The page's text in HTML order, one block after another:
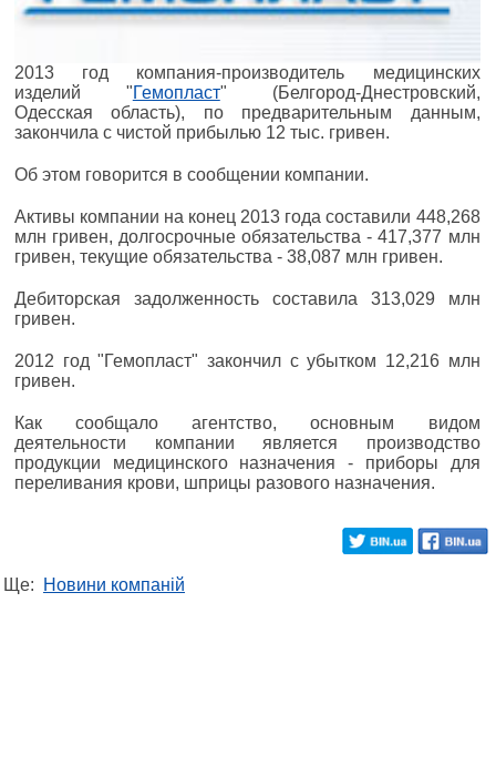
2013 год компания-производитель медицинских
изделий " Гемопласт" (Белгород-Днестровский,
Одесская область), по предварительным данным,
закончила с чистой прибылью 12 тыс. гривен.
Об этом говорится в сообщении компании.
Активы компании на конец 2013 года составили 448,268
млн гривен, долгосрочные обязательства - 417,377 млн
гривен, текущие обязательства - 38,087 млн гривен.
Дебиторская задолженность составила 313,029 млн
гривен.
2012 год "Гемопласт" закончил с убытком 12,216 млн
гривен.
Как сообщало агентство, основным видом
деятельности компании является производство
продукции медицинского назначения - приборы для
переливания крови, шприцы разового назначения.
Ще: Новини компаній